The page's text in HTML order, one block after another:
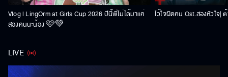
Vlog l LingOrm at Girls Cup 2026 ปีนี้พี่ไม่ได้มาแค่
สองคนนะน้อง 🩷💚
ไว้ใจผิดคน Ost.สองหัวใจ|
LIVE